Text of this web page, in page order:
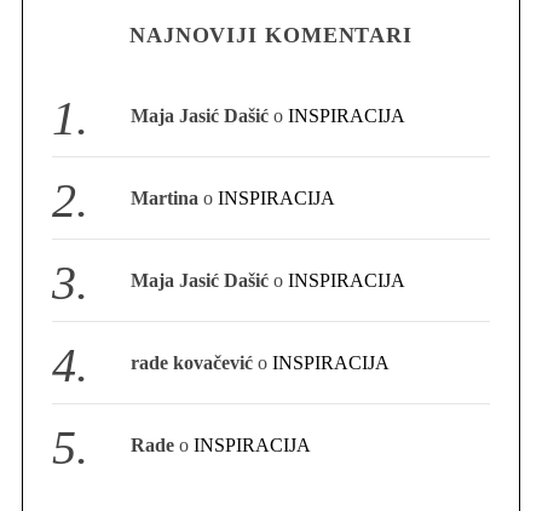
NAJNOVIJI KOMENTARI
Maja Jasić Dašić oINSPIRACIJA
Martina oINSPIRACIJA
Maja Jasić Dašić oINSPIRACIJA
rade kovačević oINSPIRACIJA
Rade oINSPIRACIJA